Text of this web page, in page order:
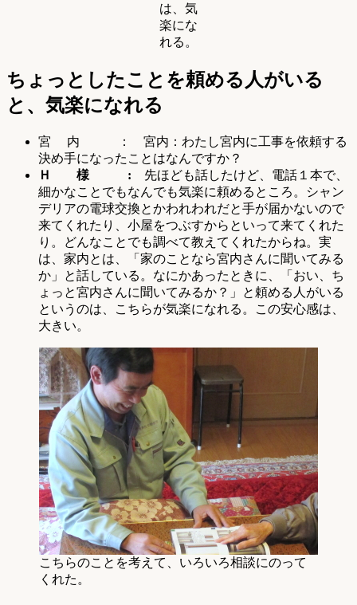
は、気
楽にな
れる。
ちょっとしたことを頼める人がいる
と、気楽になれる
宮 内 ： 宮内：わたし宮内に工事を依頼する
決め手になったことはなんですか？
Ｈ 様 : 先ほども話したけど、電話１本で、
細かなことでもなんでも気楽に頼めるところ。シャン
デリアの電球交換とかわれわれだと手が届かないので
来てくれたり、小屋をつぶすからといって来てくれた
り。どんなことでも調べて教えてくれたからね。実
は、家内とは、「家のことなら宮内さんに聞いてみる
か」と話している。なにかあったときに、「おい、ち
ょっと宮内さんに聞いてみるか？」と頼める人がいる
というのは、こちらが気楽になれる。この安心感は、
大きい。
こちらのことを考えて、いろいろ相談にのって
くれた。